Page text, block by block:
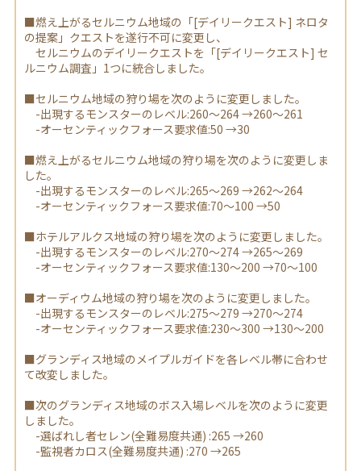
■燃え上がるセルニウム地域の「[デイリークエスト] ネロタ
の提案」クエストを遂行不可に変更し、
セルニウムのデイリークエストを「[デイリークエスト] セ
ルニウム調査」1つに統合しました。
■セルニウム地域の狩り場を次のように変更しました。
-出現するモンスターのレベル:260～264 →260～261
-オーセンティックフォース要求値:50 →30
■燃え上がるセルニウム地域の狩り場を次のように変更しま
した。
-出現するモンスターのレベル:265～269 →262～264
-オーセンティックフォース要求値:70～100 →50
■ホテルアルクス地域の狩り場を次のように変更しました。
-出現するモンスターのレベル:270～274 →265～269
-オーセンティックフォース要求値:130～200 →70～100
■オーディウム地域の狩り場を次のように変更しました。
-出現するモンスターのレベル:275～279 →270～274
-オーセンティックフォース要求値:230～300 →130～200
■グランディス地域のメイプルガイドを各レベル帯に合わせ
て改変しました。
■次のグランディス地域のボス入場レベルを次のように変更
しました。
-選ばれし者セレン(全難易度共通) :265 →260
-監視者カロス(全難易度共通) :270 →265